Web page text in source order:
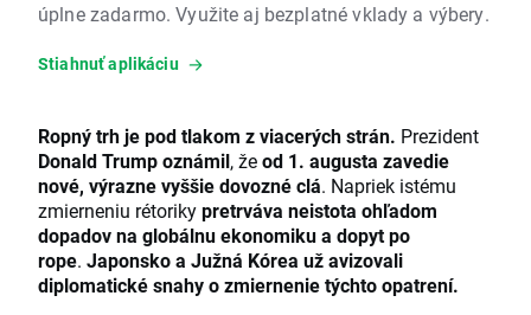
úplne zadarmo. Využite aj bezplatné vklady a výbery.
Stiahnuť aplikáciu
Ropný trh je pod tlakom z viacerých strán. Prezident
Donald Trump oznámil, žeod 1. augusta zavedie
nové, výrazne vyššie dovozné clá. Napriek istému
zmierneniu rétorikypretrváva neistota ohľadom
dopadov na globálnu ekonomiku a dopyt po
rope. Japonsko a Južná Kórea už avizovali
diplomatické snahy o zmiernenie týchto opatrení.